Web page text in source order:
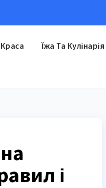
Їжа Та Кулінарія
і